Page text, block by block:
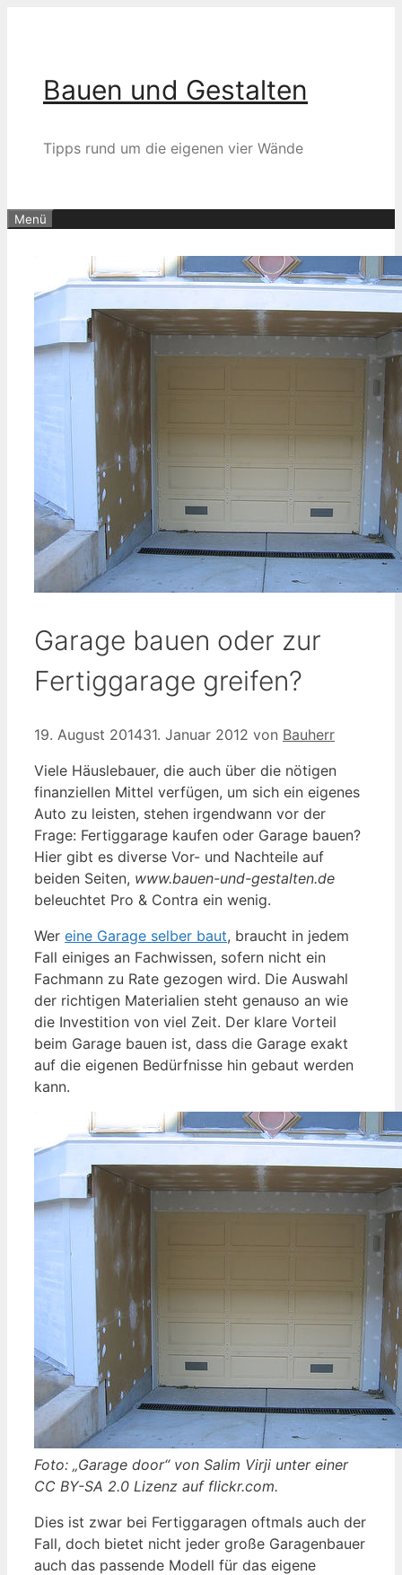
Bauen und Gestalten
Tipps rund um die eigenen vier Wände
Menü
Garage bauen oder zur
Fertiggarage greifen?
19. August 201431. Januar 2012 von Bauherr
Viele Häuslebauer, die auch über die nötigen
finanziellen Mittel verfügen, um sich ein eigenes
Auto zu leisten, stehen irgendwann vor der
Frage: Fertiggarage kaufen oder Garage bauen?
Hier gibt es diverse Vor- und Nachteile auf
beiden Seiten, www.bauen-und-gestalten.de
beleuchtet Pro & Contra ein wenig.
Wer eine Garage selber baut, braucht in jedem
Fall einiges an Fachwissen, sofern nicht ein
Fachmann zu Rate gezogen wird. Die Auswahl
der richtigen Materialien steht genauso an wie
die Investition von viel Zeit. Der klare Vorteil
beim Garage bauen ist, dass die Garage exakt
auf die eigenen Bedürfnisse hin gebaut werden
kann.
Foto: „Garage door“ von Salim Virji unter einer
CC BY-SA 2.0 Lizenz auf flickr.com.
Dies ist zwar bei Fertiggaragen oftmals auch der
Fall, doch bietet nicht jeder große Garagenbauer
auch das passende Modell für das eigene